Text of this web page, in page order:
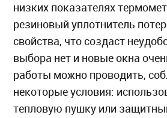
низких показателях
резиновый уплотнитель
свойства, что создаст
выбора нет и новые окна
работы можно проводить,
некоторые условия:
тепловую пушку или